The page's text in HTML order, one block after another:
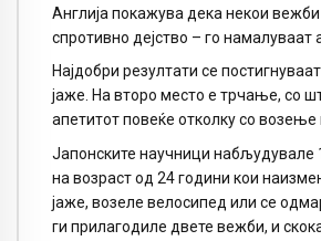
Англија покажува дека некои
спротивно дејство – го намалуваат
Најдобри резултати се
јаже. На второ место е трчање, со
апетитот повеќе отколку со
Јапонските научници
на возраст од 24 години кои
јаже, возеле велосипед или се
ги прилагодиле двете вежби, и